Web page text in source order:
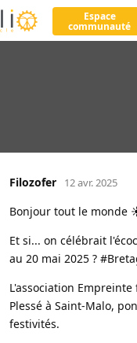
Espace
communauté
Filozofer 12 avr. 2025
Bonjour tout le monde
Et si... on célébrait
au 20 mai 2025 ?
L'association
Plessé à Saint-Malo,
festivités.